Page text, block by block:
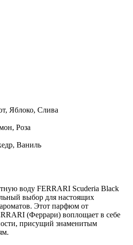
Яблоко, Слива
Роза
Ваниль
воду FERRARI Scuderia Black
выбор для настоящих
Этот парфюм от
(Феррари) воплощает в себе
присущий знаменитым